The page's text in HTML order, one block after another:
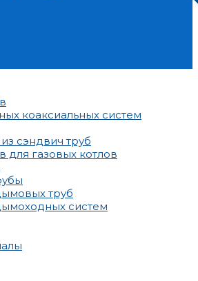
коаксиальных систем
сэндвич труб
газовых котлов
труб
систем